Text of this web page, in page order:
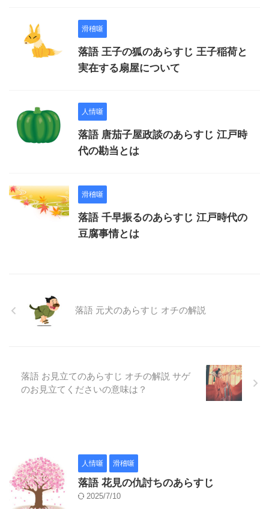
滑稽噺
落語 王子の狐のあらすじ 王子稲荷と
実在する扇屋について
人情噺
落語 唐茄子屋政談のあらすじ 江戸時
代の勘当とは
滑稽噺
落語 千早振るのあらすじ 江戸時代の
豆腐事情とは
落語 元犬のあらすじ オチの解説
落語 お見立てのあらすじ オチの解説 サゲ
のお見立てくださいの意味は？
人情噺 滑稽噺
落語 花見の仇討ちのあらすじ
2025/7/10